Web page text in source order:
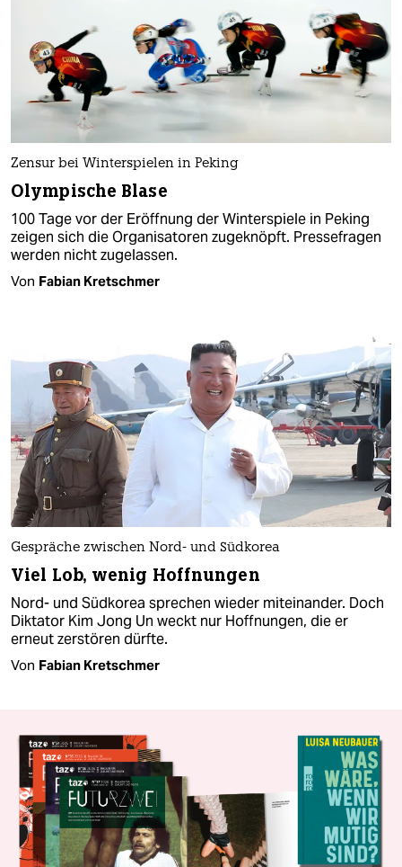
Zensur bei Winterspielen in Peking
Olympische Blase
100 Tage vor der Eröffnung der Winterspiele in Peking
zeigen sich die Organisatoren zugeknöpft. Pressefragen
werden nicht zugelassen.
Von Fabian Kretschmer
Gespräche zwischen Nord- und Südkorea
Viel Lob, wenig Hoffnungen
Nord- und Südkorea sprechen wieder miteinander. Doch
Diktator Kim Jong Un weckt nur Hoffnungen, die er
erneut zerstören dürfte.
Von Fabian Kretschmer